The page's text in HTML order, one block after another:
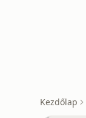
Kezdőlap